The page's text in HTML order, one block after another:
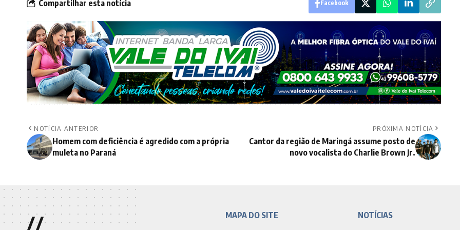
Compartilhar esta notícia Facebook
NOTÍCIA ANTERIOR
Homem com deficiência é agredido com a própria
muleta no Paraná
PRÓXIMA NOTÍCIA
Cantor da região de Maringá assume posto de
novo vocalista do Charlie Brown Jr.
// MAPA DO SITE NOTÍCIAS